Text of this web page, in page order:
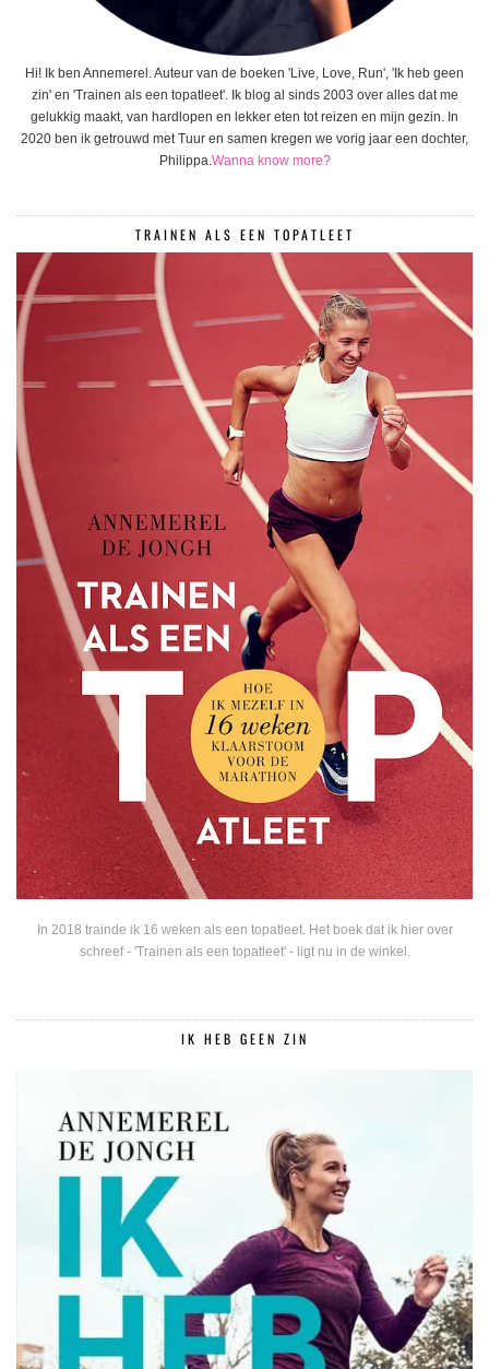
Hi! Ik ben Annemerel. Auteur van de boeken 'Live, Love, Run', 'Ik heb geen
zin' en 'Trainen als een topatleet'. Ik blog al sinds 2003 over alles dat me
gelukkig maakt, van hardlopen en lekker eten tot reizen en mijn gezin. In
2020 ben ik getrouwd met Tuur en samen kregen we vorig jaar een dochter,
Philippa.Wanna know more?
TRAINEN ALS EEN TOPATLEET
In 2018 trainde ik 16 weken als een topatleet. Het boek dat ik hier over
schreef - 'Trainen als een topatleet' - ligt nu in de winkel.
IK HEB GEEN ZIN